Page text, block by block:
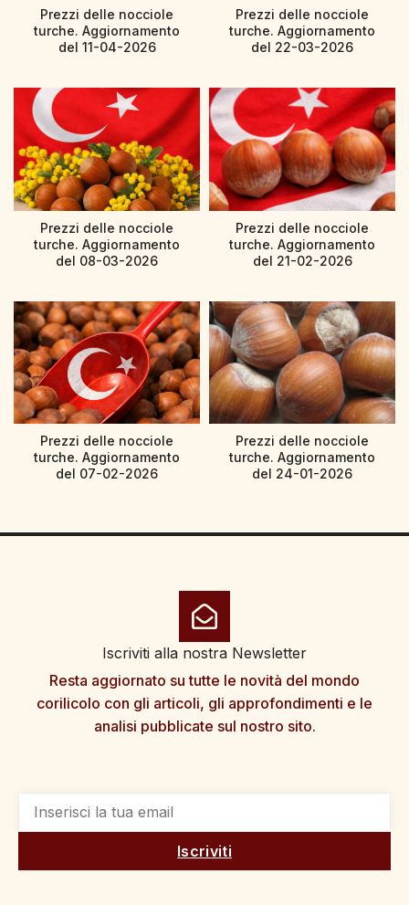
Prezzi delle nocciole
turche. Aggiornamento
del 11-04-2026
Prezzi delle nocciole
turche. Aggiornamento
del 22-03-2026
Prezzi delle nocciole
turche. Aggiornamento
del 08-03-2026
Prezzi delle nocciole
turche. Aggiornamento
del 21-02-2026
Prezzi delle nocciole
turche. Aggiornamento
del 07-02-2026
Prezzi delle nocciole
turche. Aggiornamento
del 24-01-2026
Iscriviti alla nostra Newsletter
Resta aggiornato su tutte le novità del mondo
corilicolo con gli articoli, gli approfondimenti e le
analisi pubblicate sul nostro sito.
Iscriviti